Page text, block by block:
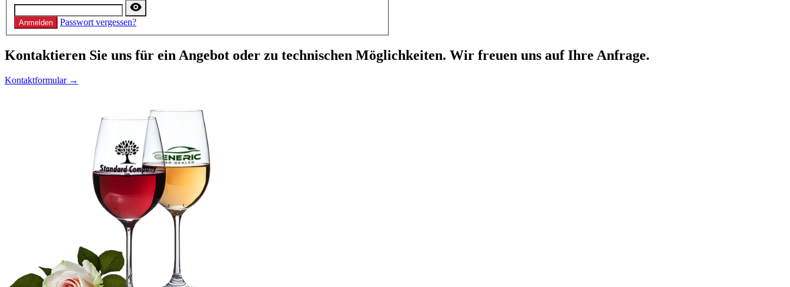
Anmelden Passwort vergessen?
Kontaktieren Sie uns für ein Angebot oder zu technischen Möglichkeiten. Wir freuen uns auf Ihre Anfrage.
Kontaktformular →